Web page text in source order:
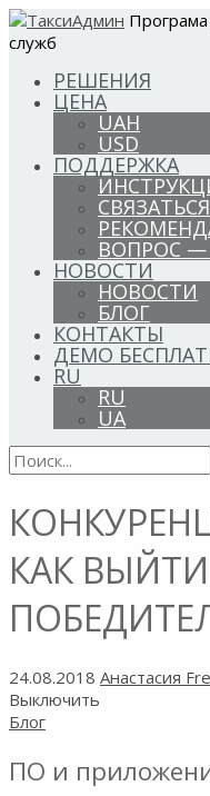
Програма
служб
РЕШЕНИЯ
ЦЕНА
UAH
USD
ПОДДЕРЖКА
ВОПРОС —
НОВОСТИ
НОВОСТИ
БЛОГ
КОНТАКТЫ
ДЕМО
RU
RU
UA
КАК ВЫЙТИ
24.08.2018 Анастасия
Выключить
Блог
ПО и